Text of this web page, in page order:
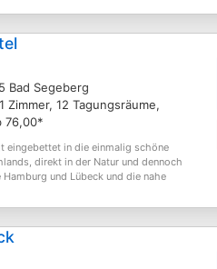
Bad Segeberg
Zimmer, 12 Tagungsräume,
76,00*
eingebettet in die einmalig schöne
direkt in der Natur und dennoch
und Lübeck und die nahe